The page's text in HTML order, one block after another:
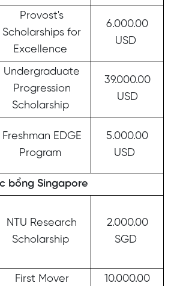
Provost's
Scholarships for
Excellence
6.000.00
USD
Undergraduate
Progression
Scholarship
39.000.00
USD
Freshman EDGE
Program
5.000.00
USD
bổng Singapore
NTU Research
Scholarship
2.000.00
SGD
First Mover
10.000.00